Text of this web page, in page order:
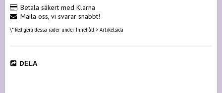
Betala säkert med Klarna
Maila oss, vi svarar snabbt!
\* Redigera dessa rader under Innehåll > Artikelsida
DELA